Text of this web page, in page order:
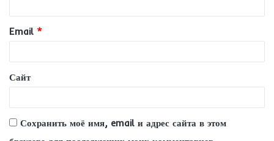
и
й
*
Email *
Сайт
Сохранить моё имя, email и адрес сайта в этом